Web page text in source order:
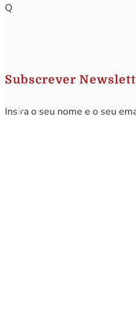
Q
Subscrever
Insira o seu nome e o seu